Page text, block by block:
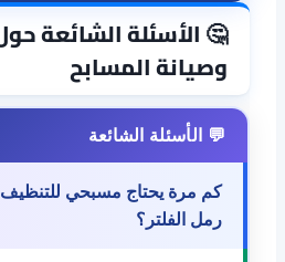
🤔 الأسئلة الشائعة
وصيانة المسابح
كم مرة يحتاج مسبحي
رمل الفلتر؟